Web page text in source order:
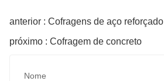
anterior : Cofragens de aço reforçado
próximo : Cofragem de concreto
Nome